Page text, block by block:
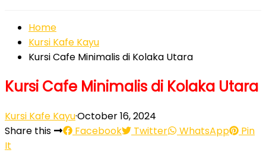
Home
Kursi Kafe Kayu
Kursi Cafe Minimalis di Kolaka Utara
Kursi Cafe Minimalis di Kolaka Utara
Kursi Kafe Kayu·October 16, 2024
Share this
Facebook Twitter WhatsApp
Pin
It